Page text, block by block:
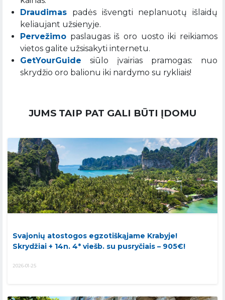
Draudimas padės išvengti neplanuotų išlaidų
keliaujant užsienyje.
Pervežimo paslaugas iš oro uosto iki reikiamos
vietos galite užsisakyti internetu.
GetYourGuide siūlo įvairias pramogas: nuo
skrydžio oro balionu iki nardymo su rykliais!
JUMS TAIP PAT GALI BŪTI ĮDOMU
Svajonių atostogos egzotiškąjame Krabyje!
Skrydžiai + 14n. 4* viešb. su pusryčiais – 905€!
2026-01-25